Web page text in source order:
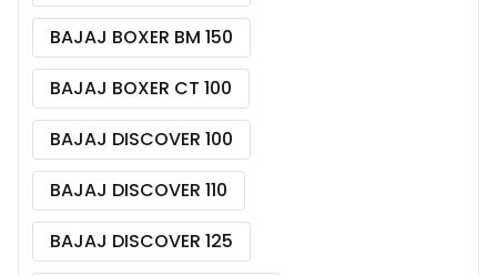
BAJAJ BOXER BM 150
BAJAJ BOXER CT 100
BAJAJ DISCOVER 100
BAJAJ DISCOVER 110
BAJAJ DISCOVER 125